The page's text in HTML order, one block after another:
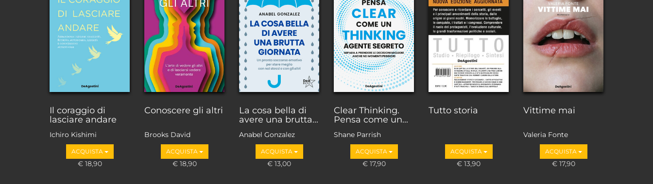
Il coraggio di
lasciare andare
Ichiro Kishimi
ACQUISTA
€ 18,90
Conoscere gli altri
Brooks David
ACQUISTA
€ 18,90
La cosa bella di
avere una brutta...
Anabel Gonzalez
ACQUISTA
€ 13,00
Clear Thinking.
Pensa come un...
Shane Parrish
ACQUISTA
€ 17,90
Tutto storia
ACQUISTA
€ 13,90
Vittime mai
Valeria Fonte
ACQUISTA
€ 17,90